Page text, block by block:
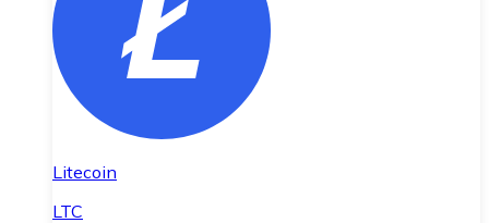
Litecoin
LTC